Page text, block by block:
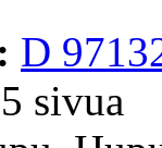
D
sivua